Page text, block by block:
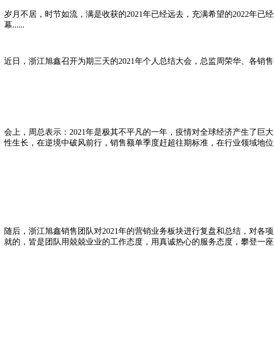
岁月不居，时节如流，满是收获的2021年已经远去，充满希望的2022年
幕......
近日，浙江旭鑫召开为期三天的2021年个人总结大会，总监周荣华、各销
会上，周总表示：2021年是极其不平凡的一年，疫情对全球经济产生了
性生长，在逆境中破风前行，销售额单季度赶超往期标准，在行业领域地
随后，浙江旭鑫销售团队对2021年的营销业务板块进行复盘和总结，对
就的，皆是团队用兢兢业业的工作态度，用真诚热心的服务态度，攀登一座